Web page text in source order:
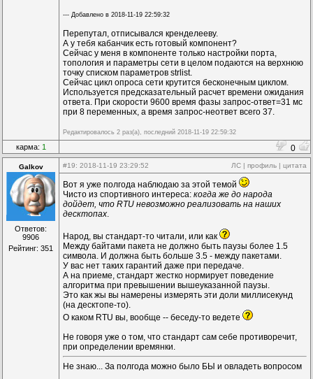
--- Добавлено в 2018-11-19 22:59:32
Перепутал, отписывался кренделееву.
А у тебя кабанчик есть готовый компонент?
Сейчас у меня в компоненте только настройки порта,
топология и параметры сети в целом подаются на верхнюю
точку списком параметров strlist.
Сейчас цикл опроса сети крутится бесконечным циклом.
Используется предсказательный расчет времени ожидания
ответа. При скорости 9600 время фазы запрос-ответ=31 мс
при 8 переменных, а время запрос-неответ всего 37.
Редактировалось 2 раз(а), последний 2018-11-19 22:59:32
карма: 1 0
Galkov
Ответов:
9906
Рейтинг: 351
#19: 2018-11-19 23:29:52 ЛС | профиль | цитата
Вот я уже полгода наблюдаю за этой темой
Чисто из спортивного интереса: когда же до народа
дойдет, что RTU невозможно реализовать на наших
десктопах.
Народ, вы стандарт-то читали, или как
Между байтами пакета не должно быть паузы более 1.5
символа. И должна быть больше 3.5 - между пакетами.
У вас нет таких гарантий даже при передаче.
А на приеме, стандарт жестко нормирует поведение
алгоритма при превышении вышеуказанной паузы.
Это как жы вы намерены измерять эти доли миллисекунд
(на десктопе-то).
О каком RTU вы, вообще -- беседу-то ведете
Не говоря уже о том, что стандарт сам себе противоречит,
при определении времянки.
Не знаю... За полгода можно было БЫ и овладеть вопросом